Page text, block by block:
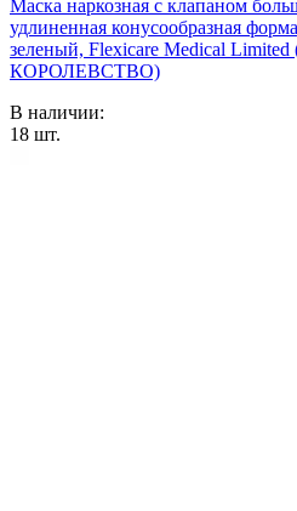
Маска наркозная с клапаном
удлиненная конусообразная
зеленый, Flexicare Medical
КОРОЛЕВСТВО)
В наличии:
18 шт.